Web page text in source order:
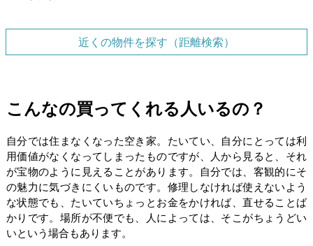
近くの物件を探す（距離検索）
こんなの買ってくれる人いるの？
自分では住まなくなった空き家。たいてい、自分にとっては利
用価値がなくなってしまったものですが、人から見ると、それ
が宝物のように見えることがあります。自分では、客観的にそ
の魅力に気づきにくいものです。修理しなければ使えないよう
な状態でも、たいていちょっとお金をかければ、直せることば
かりです。場所が不便でも、人によっては、そこがちょうどい
いという場合もあります。